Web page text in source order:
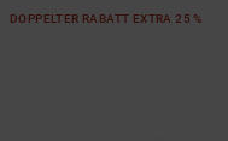
DOPPELTER RABATT EXTRA 25 %